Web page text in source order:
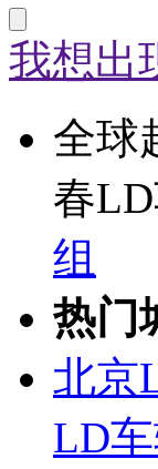
我想出
全球
春
组
热门
北京
LD